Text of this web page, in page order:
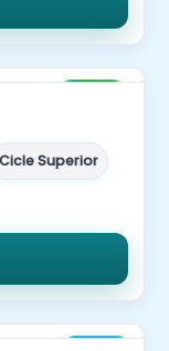
Cicle Superior